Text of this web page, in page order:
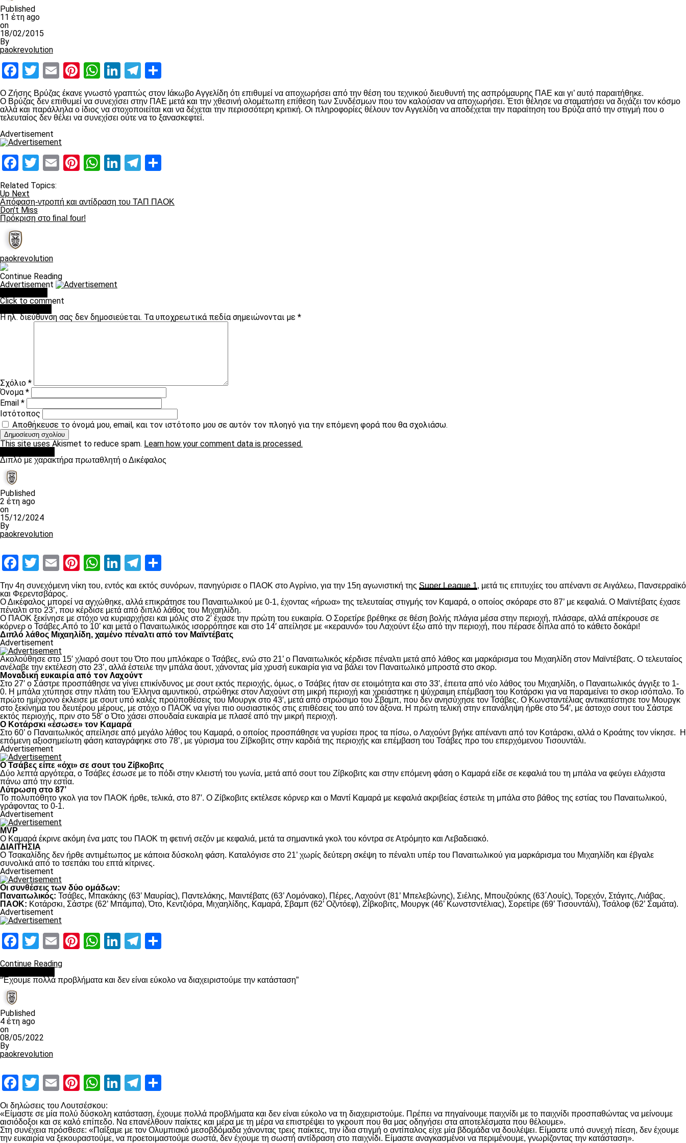
Published
11 έτη ago
on
18/02/2015
By
paokrevolution
Facebook
Twitter
EmailPinterest
WhatsApp
LinkedIn
Telegram
Ο Ζήσης Βρύζας έκανε γνωστό γραπτώς στον Ιάκωβο Αγγελίδη ότι επιθυμεί να αποχωρήσει από την θέση του τεχνικού διευθυντή της ασπρόμαυρης ΠΑΕ και γι’ αυτό παραιτήθηκε.
Ο Βρύζας δεν επιθυμεί να συνεχίσει στην ΠΑΕ μετά και την χθεσινή ολομέτωπη επίθεση των Συνδέσμων που τον καλούσαν να αποχωρήσει. Έτσι θέλησε να σταματήσει να διχάζει τον κόσμο
αλλά και παράλληλα ο ίδιος να στοχοποιείται και να δέχεται την περισσότερη κριτική. Οι πληροφορίες θέλουν τον Αγγελίδη να αποδέχεται την παραίτηση του Βρύζα από την στιγμή που ο
τελευταίος δεν θέλει να συνεχίσει ούτε να το ξανασκεφτεί.
Advertisement
Facebook
Twitter
EmailPinterest
WhatsApp
LinkedIn
Telegram
Related Topics:
Up Next
Απόφαση-ντροπή και αντίδραση του ΤΑΠ ΠΑΟΚ
Don't Miss
Πρόκριση στο final four!
paokrevolution
Continue Reading
Advertisement
Click to comment
Η ηλ. διεύθυνση σας δεν δημοσιεύεται. Τα υποχρεωτικά πεδία σημειώνονται με *
Σχόλιο *
Όνομα*
Email *
Ιστότοπος
Αποθήκευσε το όνομά μου, email, και τον ιστότοπο μου σε αυτόν τον πλοηγό για την επόμενη φορά που θα σχολιάσω.
This site uses Akismet to reduce spam. Learn how your comment data is processed.
Διπλό με χαρακτήρα πρωταθλητή ο Δικέφαλος
Published
2 έτη ago
on
15/12/2024
By
paokrevolution
Facebook
Twitter
EmailPinterest
WhatsApp
LinkedIn
Telegram
Την 4η συνεχόμενη νίκη του, εντός και εκτός συνόρων, πανηγύρισε ο ΠΑΟΚ στο Αγρίνιο, για την 15η αγωνιστική της Super League 1, μετά τις επιτυχίες του απέναντι σε Αιγάλεω, Πανσερραϊκό
και Φερεντσβάρος.
Ο Δικέφαλος μπορεί να αγχώθηκε, αλλά επικράτησε του Παναιτωλικού με 0-1, έχοντας «ήρωα» της τελευταίας στιγμής τον Καμαρά, ο οποίος σκόραρε στο 87’ με κεφαλιά. Ο Μαϊντέβατς έχασε
πέναλτι στο 23’, που κέρδισε μετά από διπλό λάθος του Μιχαηλίδη.
Ο ΠΑΟΚ ξεκίνησε με στόχο να κυριαρχήσει και μόλις στο 2′ έχασε την πρώτη του ευκαιρία. Ο Σορετίρε βρέθηκε σε θέση βολής πλάγια μέσα στην περιοχή, πλάσαρε, αλλά απέκρουσε σε
κόρνερ ο Τσάβες.Από το 10’ και μετά ο Παναιτωλικός ισορρόπησε και στο 14′ απείλησε με «κεραυνό» του Λαχούντ έξω από την περιοχή, που πέρασε δίπλα από το κάθετο δοκάρι!
Διπλό λάθος Μιχαηλίδη, χαμένο πέναλτι από τον Μαϊντέβατς
Advertisement
Ακολούθησε στο 15′ χλιαρό σουτ του Ότο που μπλόκαρε ο Τσάβες, ενώ στο 21’ ο Παναιτωλικός κέρδισε πέναλτι μετά από λάθος και μαρκάρισμα του Μιχαηλίδη στον Μαϊντέβατς. Ο τελευταίος
ανέλαβε την εκτέλεση στο 23’, αλλά έστειλε την μπάλα άουτ, χάνοντας μία χρυσή ευκαιρία για να βάλει τον Παναιτωλικό μπροστά στο σκορ.
Μοναδική ευκαιρία από τον Λαχούντ
Στο 27′ ο Σάστρε προσπάθησε να γίνει επικίνδυνος με σουτ εκτός περιοχής, όμως, ο Τσάβες ήταν σε ετοιμότητα και στο 33′, έπειτα από νέο λάθος του Μιχαηλίδη, ο Παναιτωλικός άγγιξε το 1-
0. Η μπάλα χτύπησε στην πλάτη του Έλληνα αμυντικού, στρώθηκε στον Λαχούντ στη μικρή περιοχή και χρειάστηκε η ψύχραιμη επέμβαση του Κοτάρσκι για να παραμείνει το σκορ ισόπαλο. Το
πρώτο ημίχρονο έκλεισε με σουτ υπό καλές προϋποθέσεις του Μουργκ στο 43′, μετά από στρώσιμο του Σβαμπ, που δεν ανησύχησε τον Τσάβες. Ο Κωνσταντέλιας αντικατέστησε τον Μουργκ
στο ξεκίνημα του δευτέρου μέρους, με στόχο ο ΠΑΟΚ να γίνει πιο ουσιαστικός στις επιθέσεις του από τον άξονα. Η πρώτη τελική στην επανάληψη ήρθε στο 54′, με άστοχο σουτ του Σάστρε
εκτός περιοχής, πριν στο 58′ ο Ότο χάσει σπουδαία ευκαιρία με πλασέ από την μικρή περιοχή.
Ο Κοτάρσκι «έσωσε» τον Καμαρά
Στο 60’ ο Παναιτωλικός απείλησε από μεγάλο λάθος του Καμαρά, ο οποίος προσπάθησε να γυρίσει προς τα πίσω, ο Λαχούντ βγήκε απέναντι από τον Κοτάρσκι, αλλά ο Κροάτης τον νίκησε. Η
επόμενη αξιοσημείωτη φάση καταγράφηκε στο 78’, με γύρισμα του Ζίβκοβιτς στην καρδιά της περιοχής και επέμβαση του Τσάβες προ του επερχόμενου Τισουντάλι.
Advertisement
Ο Τσάβες είπε «όχι» σε σουτ του Ζίβκοβιτς
Δύο λεπτά αργότερα, ο Τσάβες έσωσε με το πόδι στην κλειστή του γωνία, μετά από σουτ του Ζίβκοβιτς και στην επόμενη φάση ο Καμαρά είδε σε κεφαλιά του τη μπάλα να φεύγει ελάχιστα
πάνω από την εστία.
Λύτρωση στο 87’
Το πολυπόθητο γκολ για τον ΠΑΟΚ ήρθε, τελικά, στο 87′. Ο Ζίβκοβιτς εκτέλεσε κόρνερ και ο Μαντί Καμαρά με κεφαλιά ακριβείας έστειλε τη μπάλα στο βάθος της εστίας του Παναιτωλικού,
γράφοντας το 0-1.
Advertisement
MVP
Ο Καμαρά έκρινε ακόμη ένα ματς του ΠΑΟΚ τη φετινή σεζόν με κεφαλιά, μετά τα σημαντικά γκολ του κόντρα σε Ατρόμητο και Λεβαδειακό.
ΔΙΑΙΤΗΣΙΑ
Ο Τσακαλίδης δεν ήρθε αντιμέτωπος με κάποια δύσκολη φάση. Καταλόγισε στο 21’ χωρίς δεύτερη σκέψη το πέναλτι υπέρ του Παναιτωλικού για μαρκάρισμα του Μιχαηλίδη και έβγαλε
συνολικά από το τσεπάκι του επτά κίτρινες.
Advertisement
Οι συνθέσεις των δύο ομάδων:
Παναιτωλικός: Τσάβες, Μπακάκης (63’ Μαυρίας), Παντελάκης, Μαιντέβατς (63’ Λομόνακο), Πέρες, Λαχούντ (81’ Μπελεβώνης), Σιέλης, Μπουζούκης (63΄Λουίς), Τορεχόν, Στάγιτς, Λιάβας.
ΠΑΟΚ: Κοτάρσκι, Σάστρε (62’ Μπάμπα), Ότο, Κεντζιόρα, Μιχαηλίδης, Καμαρά, Σβαμπ (62’ Οζντόεφ), Ζίβκοβιτς, Μουργκ (46’ Κωνστσντέλιας), Σορετίρε (69’ Τισουντάλι), Τσάλοφ (62’ Σαμάτα).
Advertisement
Facebook
Twitter
EmailPinterest
WhatsApp
LinkedIn
Telegram
Continue Reading
“Έχουμε πολλά προβλήματα και δεν είναι εύκολο να διαχειριστούμε την κατάσταση”
Published
4 έτη ago
on
08/05/2022
By
paokrevolution
Facebook
Twitter
EmailPinterest
WhatsApp
LinkedIn
Telegram
Οι δηλώσεις του Λουτσέσκου:
«Είμαστε σε μία πολύ δύσκολη κατάσταση, έχουμε πολλά προβλήματα και δεν είναι εύκολο να τη διαχειριστούμε. Πρέπει να πηγαίνουμε παιχνίδι με το παιχνίδι προσπαθώντας να μείνουμε
αισιόδοξοι και σε καλό επίπεδο. Να επανέλθουν παίκτες και μέρα με τη μέρα να επιστρέψει το γκρουπ που θα μας οδηγήσει στα αποτελέσματα που θέλουμε».
Στη συνέχεια πρόσθεσε: «Παίξαμε με τον Ολυμπιακό μεσοβδόμαδα χάνοντας τρεις παίκτες, την ίδια στιγμή ο αντίπαλος είχε μία βδομάδα να δουλέψει. Είμαστε υπό συνεχή πίεση, δεν έχουμε
την ευκαιρία να ξεκουραστούμε, να προετοιμαστούμε σωστά, δεν έχουμε τη σωστή αντίδραση στο παιχνίδι. Είμαστε αναγκασμένοι να περιμένουμε, γνωρίζοντας την κατάσταση».